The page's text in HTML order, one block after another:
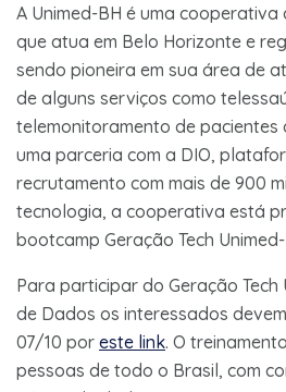
A Unimed-BH é uma
que atua em Belo Horizonte e
sendo pioneira em sua área de
de alguns serviços como
telemonitoramento de pacientes
uma parceria com a DIO,
recrutamento com mais de 900
tecnologia, a cooperativa está
bootcamp Geração Tech
Para participar do Geração Tech
de Dados os interessados
07/10 por este link. O
pessoas de todo o Brasil, com